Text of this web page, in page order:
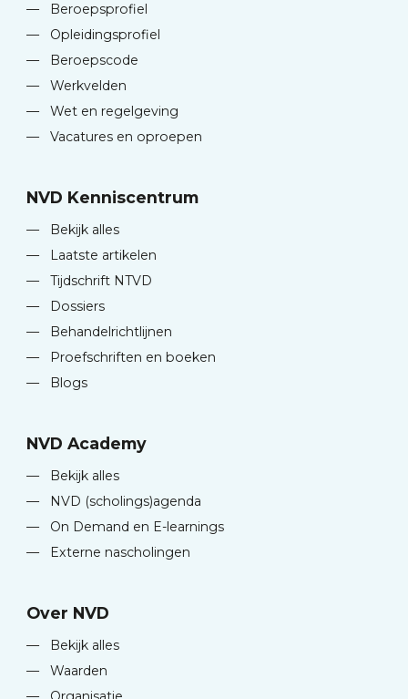
—
Beroepsprofiel
—
Opleidingsprofiel
—
Beroepscode
—
Werkvelden
—
Wet en regelgeving
—
Vacatures en oproepen
NVD Kenniscentrum
—
Bekijk alles
—
Laatste artikelen
—
Tijdschrift NTVD
—
Dossiers
—
Behandelrichtlijnen
—
Proefschriften en boeken
—
Blogs
NVD Academy
—
Bekijk alles
—
NVD (scholings)agenda
—
On Demand en E-learnings
—
Externe nascholingen
Over NVD
—
Bekijk alles
—
Waarden